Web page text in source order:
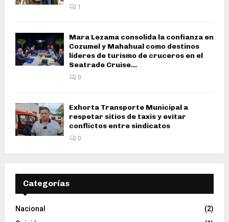
1
Mara Lezama consolida la confianza en
Cozumel y Mahahual como destinos
líderes de turismo de cruceros en el
Seatrade Cruise...
0
Exhorta Transporte Municipal a
respetar sitios de taxis y evitar
conflictos entre sindicatos
0
Categorías
Nacional
(2)